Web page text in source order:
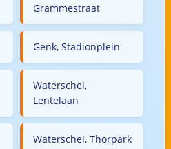
Grammestraat
Genk, Stadionplein
Waterschei,
Lentelaan
Waterschei, Thorpark